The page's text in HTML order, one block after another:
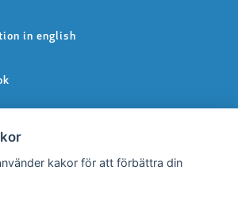
in english
kakor för att förbättra din